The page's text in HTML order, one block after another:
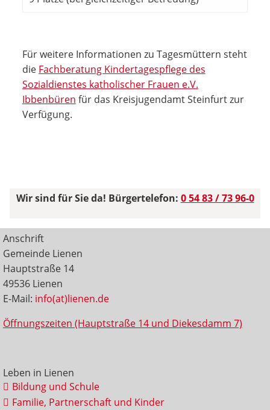
Für weitere Informationen zu Tagesmüttern steht
die Fachberatung Kindertagespflege des
Sozialdienstes katholischer Frauen e.V.
Ibbenbüren für das Kreisjugendamt Steinfurt zur
Verfügung.
Wir sind für Sie da! Bürgertelefon: 0 54 83 / 73 96-0
Anschrift
Gemeinde Lienen
Hauptstraße 14
49536 Lienen
E-Mail: info(at)lienen.de
Öffnungszeiten (Hauptstraße 14 und Diekesdamm 7)
Leben in Lienen
Bildung und Schule
Familie, Partnerschaft und Kinder